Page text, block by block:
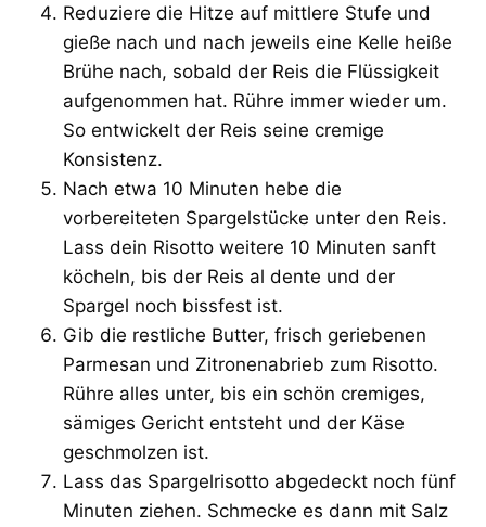
Reduziere die Hitze auf mittlere Stufe und
gieße nach und nach jeweils eine Kelle heiße
Brühe nach, sobald der Reis die Flüssigkeit
aufgenommen hat. Rühre immer wieder um.
So entwickelt der Reis seine cremige
Konsistenz.
Nach etwa 10 Minuten hebe die
vorbereiteten Spargelstücke unter den Reis.
Lass dein Risotto weitere 10 Minuten sanft
köcheln, bis der Reis al dente und der
Spargel noch bissfest ist.
Gib die restliche Butter, frisch geriebenen
Parmesan und Zitronenabrieb zum Risotto.
Rühre alles unter, bis ein schön cremiges,
sämiges Gericht entsteht und der Käse
geschmolzen ist.
Lass das Spargelrisotto abgedeckt noch fünf
Minuten ziehen. Schmecke es dann mit Salz